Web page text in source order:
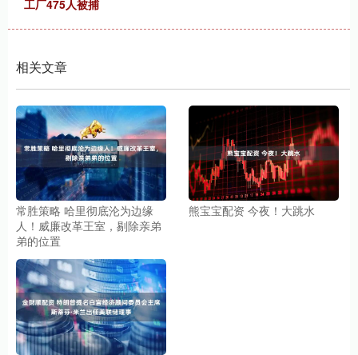
工厂475人被捕
相关文章
常胜策略 哈里彻底沦为边缘
人！威廉改革王室，剔除亲弟
弟的位置
熊宝宝配资 今夜！大跳水